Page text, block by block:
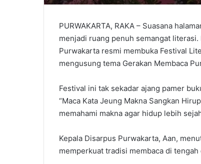
PURWAKARTA, RAKA – Suasana
menjadi ruang penuh semangat
Purwakarta resmi membuka Festival
mengusung tema Gerakan Membaca
Festival ini tak sekadar ajang pamer
“Maca Kata Jeung Makna Sangkan
memahami makna agar hidup lebih
Kepala Disarpus Purwakarta, Aan,
memperkuat tradisi membaca di